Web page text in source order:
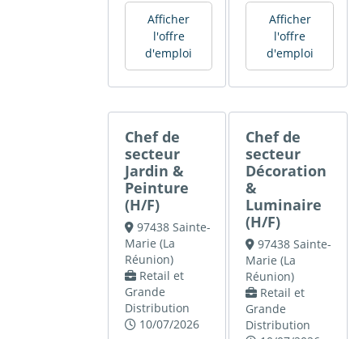
Afficher
l'offre
d'emploi
Afficher
l'offre
d'emploi
Chef de
secteur
Jardin &
Peinture
(H/F)
97438 Sainte-
Marie (La
Réunion)
Retail et
Grande
Distribution
10/07/2026
Chef de
secteur
Décoration
&
Luminaire
(H/F)
97438 Sainte-
Marie (La
Réunion)
Retail et
Grande
Distribution